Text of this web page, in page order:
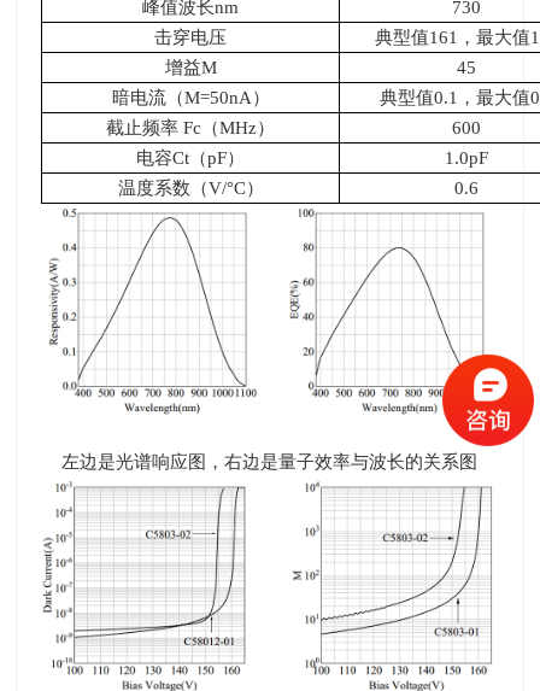
峰值波长nm
730
击穿电压
典型值161 ，最大值
增益M
45
暗电流（M=50nA） 典型值0.1 ，最大值
截止频率 Fc （MHz）
600
电容Ct （pF）
1.0pF
温度系数（V/°C） 0.6
左边是光谱响应图，右边是量子效率与波长的关系图